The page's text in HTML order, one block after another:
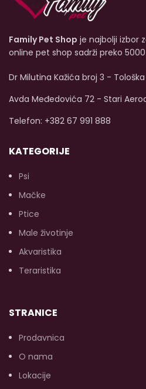
Family Pet Shop je najbolji izbor
online pet shop sadrži preko
Dr Milutina Kažića broj 3 -
Avda Međedovića 72 - Stari
Telefon: +382 67 991 888
KATEGORIJE
Psi
Mačke
Ptice
Male životinje
Akvaristika
Teraristika
STRANICE
Prodavnica
O nama
Lokacije